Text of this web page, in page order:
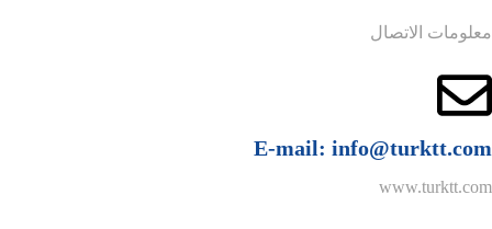
معلومات الاتصال
E-mail: info@turktt.com
www.turktt.com